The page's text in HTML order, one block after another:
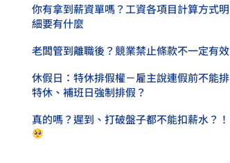
你有拿到薪資單嗎？工資各項目計算方式明
細要有什麼
老闆管到離職後？競業禁止條款不一定有效
休假日：特休排假權－雇主說連假前不能排
特休、補班日強制排假？
真的嗎？遲到、打破盤子都不能扣薪水？！